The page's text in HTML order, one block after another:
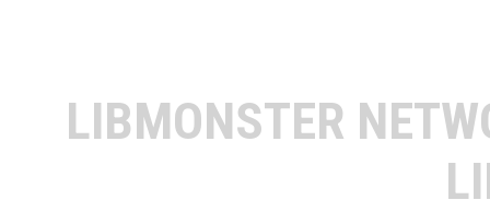
LIBMONSTER